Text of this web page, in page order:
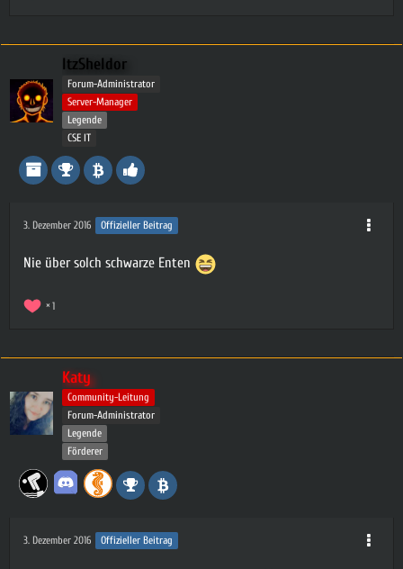
ItzSheldor
Forum-Administrator
Server-Manager
Legende
CSE IT
3. Dezember 2016 Offizieller Beitrag
Nie über solch schwarze Enten
1
Katy
Community-Leitung
Forum-Administrator
Legende
Förderer
3. Dezember 2016 Offizieller Beitrag